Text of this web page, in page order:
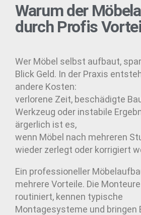
Warum der
durch Profis
Wer Möbel selbst aufbaut,
Blick Geld. In der Praxis
andere Kosten:
verlorene Zeit, beschädigte
Werkzeug oder instabile
ärgerlich ist es,
wenn Möbel nach mehreren
wieder zerlegt oder korrigiert
Ein professioneller
mehrere Vorteile. Die
routiniert, kennen typische
Montagesysteme und bringen